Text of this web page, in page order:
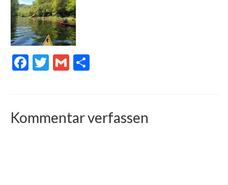
Facebook
TwitterGmail
Kommentar verfassen